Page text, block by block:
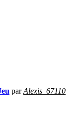
parAlexis_67110